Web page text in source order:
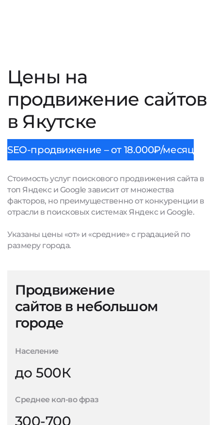
Цены на
продвижение сайтов
в Якутске
SEO-продвижение – от 18.000₽/месяц
Стоимость услуг поискового продвижения сайта в
топ Яндекс и Google зависит от множества
факторов, но преимущественно от конкуренции в
отрасли в поисковых системах Яндекс и Google.
Указаны цены «от» и «средние» с градацией по
размеру города.
Продвижение
сайтов в небольшом
городе
Население
до 500К
Среднее кол-во фраз
300-700